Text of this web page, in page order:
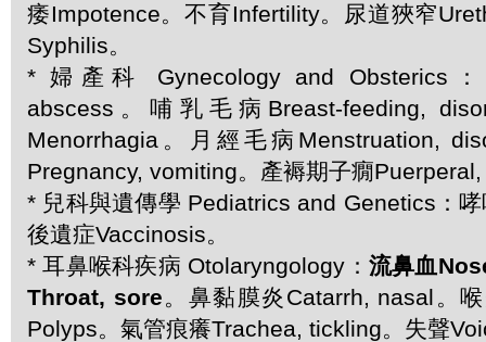
痿Impotence。不育Infertility。尿道狹窄
Syphilis。
* 婦產科 Gynecology and Obsterics
abscess。哺乳毛病Breast-feeding,
Menorrhagia。月經毛病Menstruation,
Pregnancy, vomiting。產褥期子癇
* 兒科與遺傳學 Pediatrics and Genetics：
後遺症Vaccinosis。
* 耳鼻喉科疾病 Otolaryngology： 流鼻血
Throat, sore。鼻黏膜炎Catarrh, nasal。
Polyps。氣管痕癢Trachea, tickling。失聲